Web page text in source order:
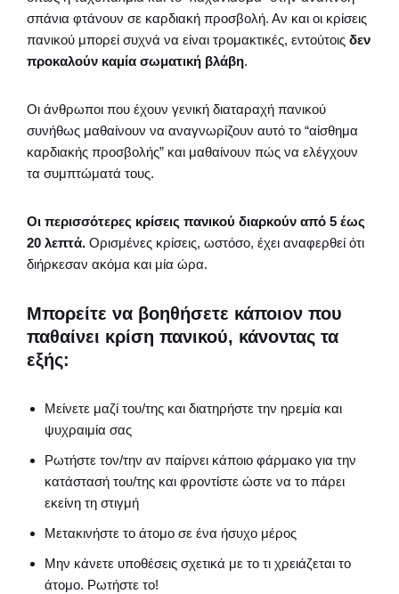
σπάνια φτάνουν σε καρδιακή προσβολή. Αν και οι κρίσεις
πανικού μπορεί συχνά να είναι τρομακτικές, εντούτοις δεν
προκαλούν καμία σωματική βλάβη.
Οι άνθρωποι που έχουν γενική διαταραχή πανικού
συνήθως μαθαίνουν να αναγνωρίζουν αυτό το “αίσθημα
καρδιακής προσβολής” και μαθαίνουν πώς να ελέγχουν
τα συμπτώματά τους.
Οι περισσότερες κρίσεις πανικού διαρκούν από 5 έως
20 λεπτά. Ορισμένες κρίσεις, ωστόσο, έχει αναφερθεί ότι
διήρκεσαν ακόμα και μία ώρα.
Μπορείτε να βοηθήσετε κάποιον που
παθαίνει κρίση πανικού, κάνοντας τα
εξής:
Μείνετε μαζί του/της και διατηρήστε την ηρεμία και
ψυχραιμία σας
Ρωτήστε τον/την αν παίρνει κάποιο φάρμακο για την
κατάστασή του/της και φροντίστε ώστε να το πάρει
εκείνη τη στιγμή
Μετακινήστε το άτομο σε ένα ήσυχο μέρος
Μην κάνετε υποθέσεις σχετικά με το τι χρειάζεται το
άτομο. Ρωτήστε το!